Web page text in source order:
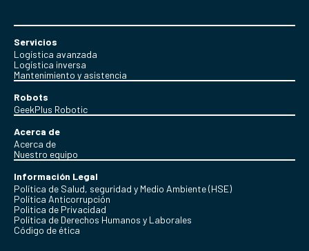
Servicios
Logística avanzada
Logística inversa
Mantenimiento y asistencia
Robots
GeekPlus Robotic
Acerca de
Acerca de
Nuestro equipo
Información Legal
Política de Salud, seguridad y Medio Ambiente (HSE)
Política Anticorrupción
Politica de Privacidad
Política de Derechos Humanos y Laborales
Código de ética